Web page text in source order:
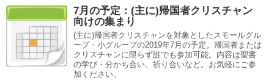
7月の予定：(主に)帰国者クリスチャン
向けの集まり
(主に)帰国者クリスチャンを対象としたスモールグル
ープ・小グループの2019年7月の予定。帰国者または
クリスチャンに限らず誰でも参加可能。内容は聖書
の学び・分かち合い、祈り合いなど。お気軽にご参
加ください。